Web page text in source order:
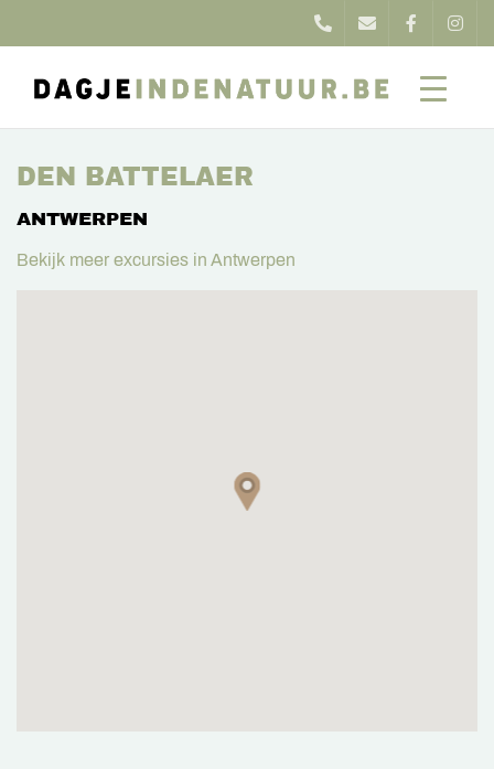
DEN BATTELAER
ANTWERPEN
Bekijk meer excursies in Antwerpen